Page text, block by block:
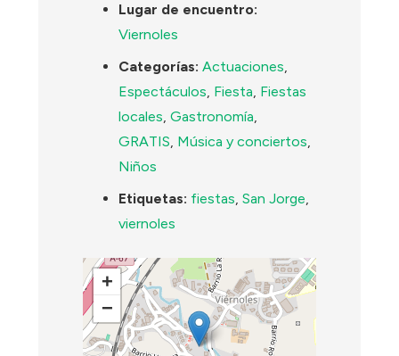
Lugar de encuentro:
Viernoles
Categorías: Actuaciones,
Espectáculos, Fiesta, Fiestas
locales,Gastronomía,
GRATIS, Música y conciertos,
Niños
Etiquetas: fiestas,San Jorge,
viernoles
+
−